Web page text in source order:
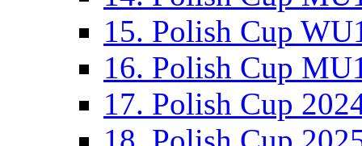
15. Polish Cup
16. Polish Cup
17. Polish Cup